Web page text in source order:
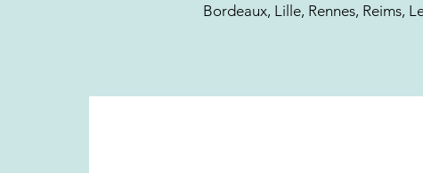
Bordeaux, Lille, Rennes, Reims,